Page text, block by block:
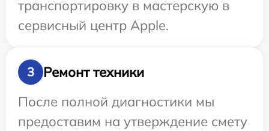
транспортировку в мастерскую в
сервисный центр Apple.
3
Ремонт техники
После полной диагностики мы
предоставим на утверждение смету